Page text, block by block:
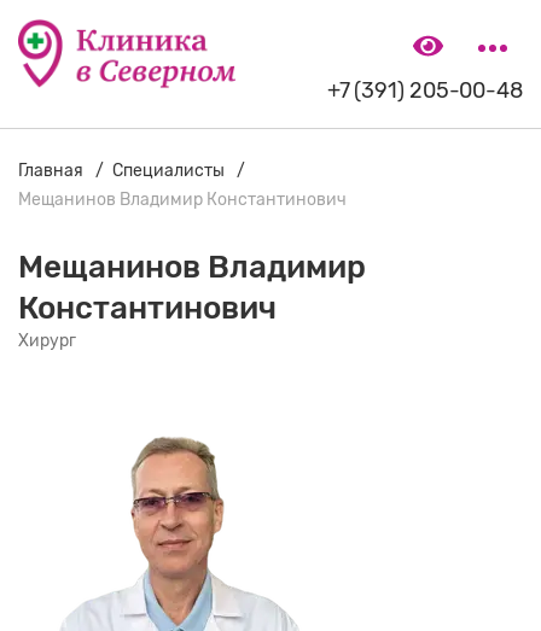
+7 (391) 205-00-48
Главная
Специалисты
Мещанинов Владимир Константинович
Мещанинов Владимир
Константинович
Хирург